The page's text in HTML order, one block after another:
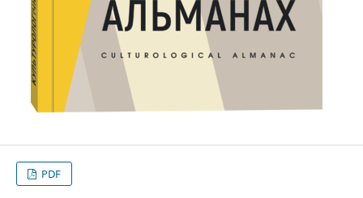
PDF